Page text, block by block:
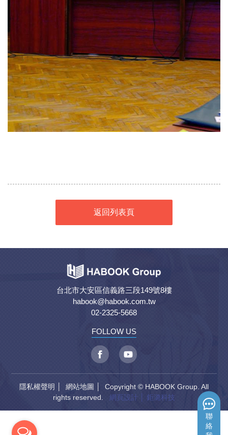
返回列表頁
聯
絡
台北市大安區信義路三段149號8樓
habook@habook.com.tw
02-2325-5668
FOLLOW US
隱私權聲明 網站地圖
│ Copyright © HABOOK Group. All
rights reserved. 網頁設計 │ 鉅潞科技